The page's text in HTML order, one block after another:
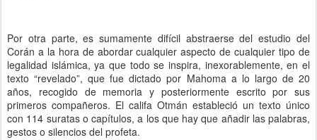
Por otra parte, es sumamente difícil abstraerse del estudio del
Corán a la hora de abordar cualquier aspecto de cualquier tipo de
legalidad islámica, ya que todo se inspira, inexorablemente, en el
texto “revelado”, que fue dictado por Mahoma a lo largo de 20
años, recogido de memoria y posteriormente escrito por sus
primeros compañeros. El califa Otmán estableció un texto único
con 114 suratas o capítulos, a los que hay que añadir las palabras,
gestos o silencios del profeta.